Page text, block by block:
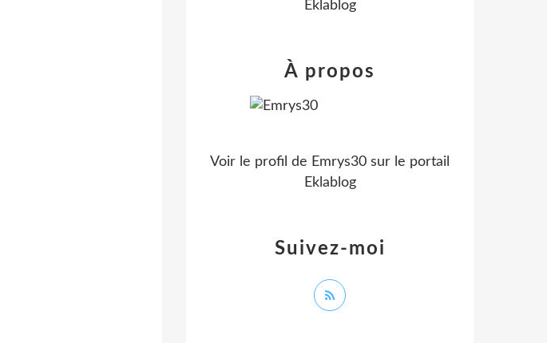
Eklablog
Suivez-moi
À propos
Voir le profil de Emrys30 sur le portail
Eklablog